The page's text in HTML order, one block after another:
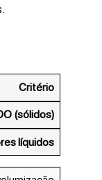
Critério
(sólidos)
líquidos